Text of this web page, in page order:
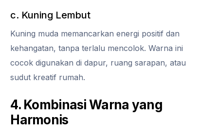
c. Kuning Lembut
Kuning muda memancarkan energi positif dan
kehangatan, tanpa terlalu mencolok. Warna ini
cocok digunakan di dapur, ruang sarapan, atau
sudut kreatif rumah.
4. Kombinasi Warna yang
Harmonis